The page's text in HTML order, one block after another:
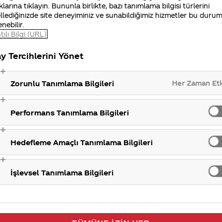
yer alır.Coca-Cola’da şeker veya fruktoz-glikoz
olarak fosforik asit, doğal aroma vericiler
doğal aroma vericilerdir. Bu doğal aroma vericiler
edilme sorunu ile karşı karşıyadır. Bu sebeple
şeyleri (içerik, bilgi, ürün vb.) gizli tutma
tıklayın. Bununla birlikte, bazı tanımlama bilgisi türlerini
site deneyiminiz ve sunabildiğimiz hizmetler bu
Bilgi (URL)
Tercihlerini Yönet
Zorunlu Tanımlama Bilgileri Her Zaman
Performans Tanımlama Bilgileri
Hedefleme Amaçlı Tanımlama Bilgileri
İşlevsel Tanımlama Bilgileri